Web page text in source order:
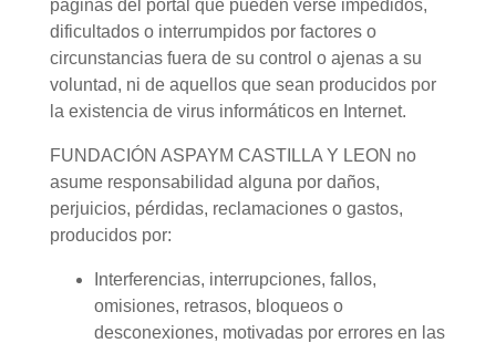
páginas del portal que pueden verse impedidos,
dificultados o interrumpidos por factores o
circunstancias fuera de su control o ajenas a su
voluntad, ni de aquellos que sean producidos por
la existencia de virus informáticos en Internet.
FUNDACIÓN ASPAYM CASTILLA Y LEON no
asume responsabilidad alguna por daños,
perjuicios, pérdidas, reclamaciones o gastos,
producidos por:
Interferencias, interrupciones, fallos,
omisiones, retrasos, bloqueos o
desconexiones, motivadas por errores en las